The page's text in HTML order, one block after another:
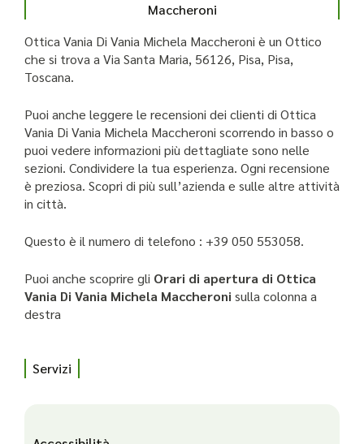
Maccheroni
Ottica Vania Di Vania Michela Maccheroni è un Ottico
che si trova a Via Santa Maria, 56126, Pisa, Pisa,
Toscana.
Puoi anche leggere le recensioni dei clienti di Ottica
Vania Di Vania Michela Maccheroni scorrendo in basso o
puoi vedere informazioni più dettagliate sono nelle
sezioni. Condividere la tua esperienza. Ogni recensione
è preziosa. Scopri di più sull’azienda e sulle altre attività
in città.
Questo è il numero di telefono : +39 050 553058.
Puoi anche scoprire gli Orari di apertura di Ottica
Vania Di Vania Michela Maccheroni sulla colonna a
destra
Servizi